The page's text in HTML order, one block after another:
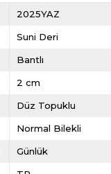
2025YAZ
Suni Deri
Bantlı
2 cm
Düz Topuklu
Normal Bilekli
Günlük